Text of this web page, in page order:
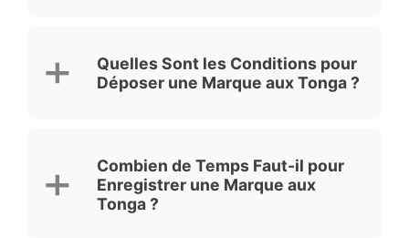
Quelles Sont les Conditions pour
Déposer une Marque aux Tonga ?
Combien de Temps Faut-il pour
Enregistrer une Marque aux
Tonga ?